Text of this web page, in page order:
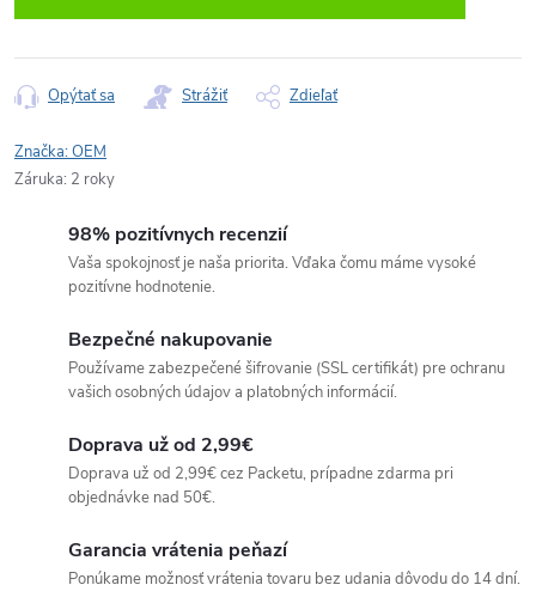
Opýtať sa Strážiť Zdieľať
Značka:OEM
Záruka: 2 roky
98% pozitívnych recenzií
Vaša spokojnosť je naša priorita. Vďaka čomu máme vysoké
pozitívne hodnotenie.
Bezpečné nakupovanie
Používame zabezpečené šifrovanie (SSL certifikát) pre ochranu
vašich osobných údajov a platobných informácií.
Doprava už od 2,99€
Doprava už od 2,99€ cez Packetu, prípadne zdarma pri
objednávke nad 50€.
Garancia vrátenia peňazí
Ponúkame možnosť vrátenia tovaru bez udania dôvodu do 14 dní.